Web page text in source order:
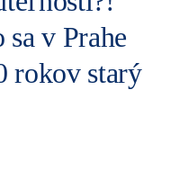
v Prahe
rokov starý